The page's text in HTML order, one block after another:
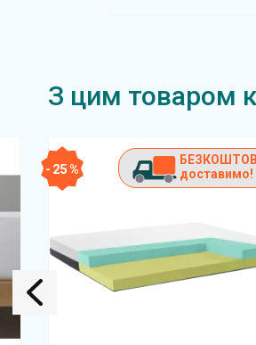
З цим товаром
- 25 %
доставимо!